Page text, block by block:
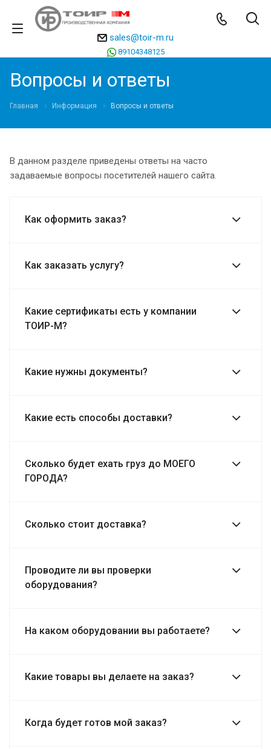
sales@toir-m.ru
89104348125
Вопросы и ответы
Главная Информация Вопросы и ответы
В данном разделе приведены ответы на часто
задаваемые вопросы посетителей нашего сайта.
Как оформить заказ?
Как заказать услугу?
Какие сертификаты есть у компании
ТОИР-М?
Какие нужны документы?
Какие есть способы доставки?
Сколько будет ехать груз до МОЕГО
ГОРОДА?
Сколько стоит доставка?
Проводите ли вы проверки
оборудования?
На каком оборудовании вы работаете?
Какие товары вы делаете на заказ?
Когда будет готов мой заказ?